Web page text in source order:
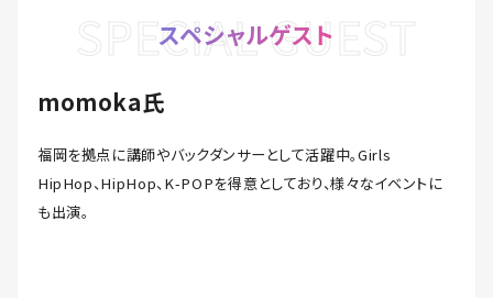
SPECIAL GUEST
スペシャルゲスト
momoka氏
福岡を拠点に講師やバックダンサーとして活躍中。Girls
HipHop、HipHop、K-POPを得意としており、様々なイベントに
も出演。